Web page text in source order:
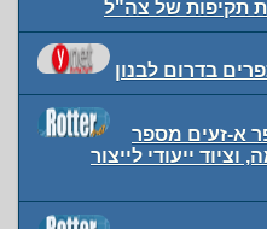
תקיפות של צה"ל
בדרום לבנון
א-זעים מספר
ייעודי לייצור